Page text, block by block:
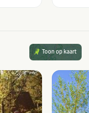
Toon op kaart